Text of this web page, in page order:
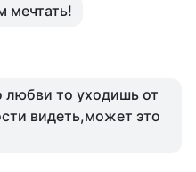
мечтать!
любви то уходишь от
видеть,может это